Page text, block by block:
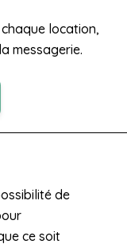
location,
messagerie.
de
ce soit